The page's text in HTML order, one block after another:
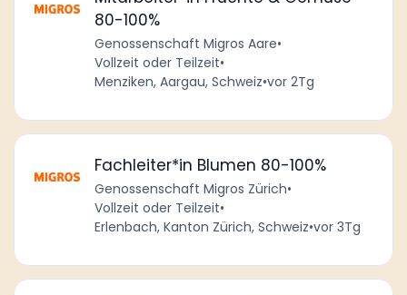
80-100%
Genossenschaft Migros Aare•
Vollzeit oder Teilzeit•
Menziken, Aargau, Schweiz•vor 2Tg
Fachleiter*in Blumen 80-100%
Genossenschaft Migros Zürich•
Vollzeit oder Teilzeit•
Erlenbach, Kanton Zürich, Schweiz•vor 3Tg